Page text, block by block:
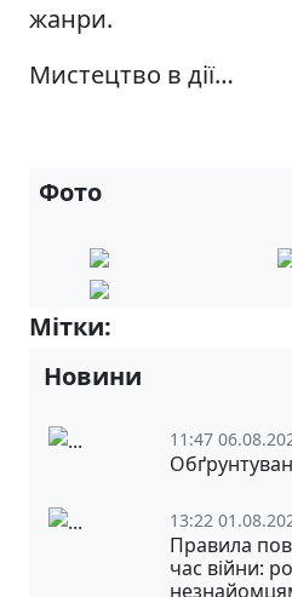
жанри.
Мистецтво в дії…
Фото
Мітки:
Новини
11:47
13:22
Правила
час війни: